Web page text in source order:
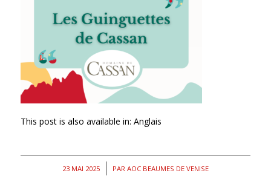
This post is also available in: Anglais
23 MAI 2025
/ PAR AOC BEAUMES DE VENISE